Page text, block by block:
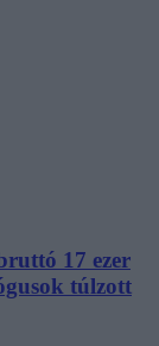
17 ezer
túlzott